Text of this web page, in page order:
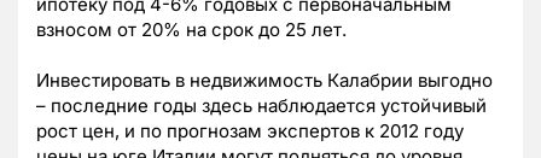
ипотеку под 4-6% годовых с первоначальным
взносом от 20% на срок до 25 лет.
Инвестировать в недвижимость Калабрии выгодно
– последние годы здесь наблюдается устойчивый
рост цен, и по прогнозам экспертов к 2012 году